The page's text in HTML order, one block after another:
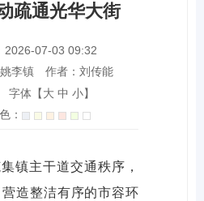
疏通光华大街
2026-07-03 09:32
李镇
作者：刘传能
字体【大 中 小】
：
镇主干道交通秩序，
造整洁有序的市容环